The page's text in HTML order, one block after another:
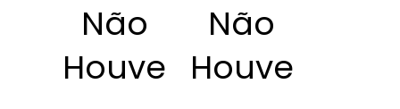
Não
Houve
Não
Houve